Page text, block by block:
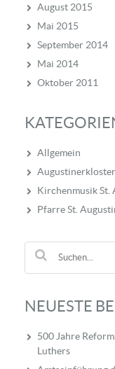
August 2015
Mai 2015
September 2014
Mai 2014
Oktober 2011
Allgemein
Augustinerkloster
Kirchenmusik St.
Pfarre St.
NEUESTE
500 Jahre
Luthers